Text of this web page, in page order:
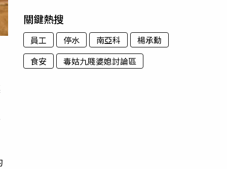
關鍵熱搜
員工 停水 南亞科
楊承勳
食安
毒姑九賤婆媳討論區